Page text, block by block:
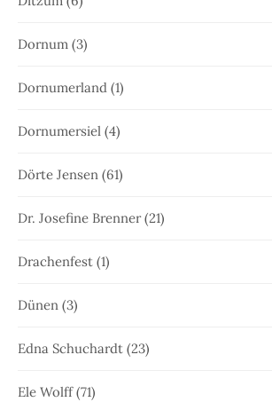
Dornum (3)
Dornumerland (1)
Dornumersiel (4)
Dörte Jensen (61)
Dr. Josefine Brenner(21)
Drachenfest (1)
Dünen (3)
Edna Schuchardt (23)
Ele Wolff(71)